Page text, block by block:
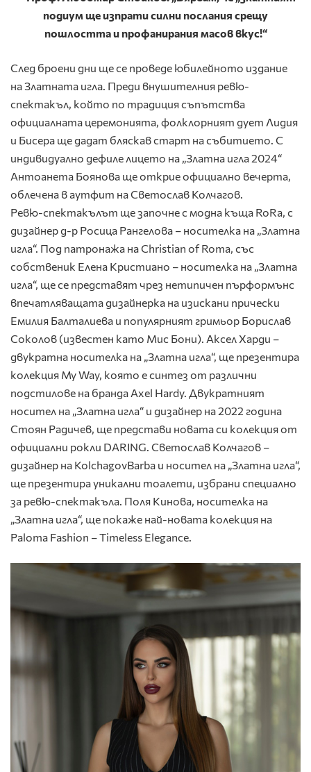
подиум ще изпрати силни послания срещу
пошлостта и профанирания масов вкус!“
След броени дни ще се проведе юбилейното издание
на Златната игла. Преди внушителния ревю-
спектакъл, който по традиция съпътства
официалната церемонията, фолклорният дует Лидия
и Бисера ще дадат бляскав старт на събитието. С
индивидуално дефиле лицето на „Златна игла 2024“
Антоанета Боянова ще открие официално вечерта,
облечена в аутфит на Светослав Колчагов.
Ревю-спектакълът ще започне с модна къща RoRa, с
дизайнер д-р Росица Рангелова – носителка на „Златна
игла“. Под патронажа на Christian of Roma, със
собственик Елена Кристиано – носителка на „Златна
игла“, ще се представят чрез нетипичен пърформънс
впечатляващата дизайнерка на изискани прически
Емилия Балталиева и популярният гримьор Борислав
Соколов (известен като Мис Бони). Аксел Харди –
двукратна носителка на „Златна игла“, ще презентира
колекция My Way, която е синтез от различни
подстилове на бранда Axel Hardy. Двукратният
носител на „Златна игла“ и дизайнер на 2022 година
Стоян Радичев, ще представи новата си колекция от
официални рокли DARING. Светослав Колчагов –
дизайнер на KolchagovBarba и носител на „Златна игла“,
ще презентира уникални тоалети, избрани специално
за ревю-спектакъла. Поля Кинова, носителка на
„Златна игла“, ще покаже най-новата колекция на
Paloma Fashion – Timeless Elegance.